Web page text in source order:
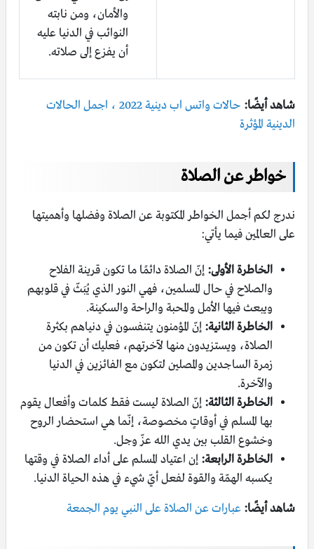
والأمان، ومن نابته
النوائب في الدنيا عليه
أن يفزع إلى صلاته.
شاهد أيضًا:
حالات واتس اب دينية 2022 ، اجمل الحالات
الدينية المؤثرة
خواطر عن الصلاة
ندرج لكم أجمل الخواطر المكتوبة عن الصلاة وفضلها وأهميتها
على العالمين فيما يأتي:
الخاطرة الأولى: إنّ الصلاة دائمًا ما تكون قرينة الفلاح
والصلاح في حال المسلمين، فهي النور الذي يُبَثّ في قلوبهم
ويبعث فيها الأمل والمحبة والراحة والسكينة.
الخاطرة الثانية: إنّ المؤمنون يتنفسون في دنياهم بكثرة
الصلاة، ويستزيدون منها لآخرتهم، فعليك أن تكون من
زمرة الساجدين والمصلين لتكون مع الفائزين في الدنيا
والآخرة.
الخاطرة الثالثة: إنّ الصلاة ليست فقط كلمات وأفعال يقوم
بها المسلم في أوقاتٍ مخصوصة، إنّما هي استحضار الروح
وخشوع القلب بين يدي الله عزّ وجل.
الخاطرة الرابعة: إن اعتياد المسلم على أداء الصلاة في وقتها
يكسبه الهمّة والقوة لفعل أيّ شيء في هذه الحياة الدنيا.
شاهد أيضًا: عبارات عن الصلاة على النبي يوم الجمعة